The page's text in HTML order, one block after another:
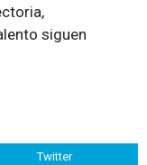
siguen
Twitter